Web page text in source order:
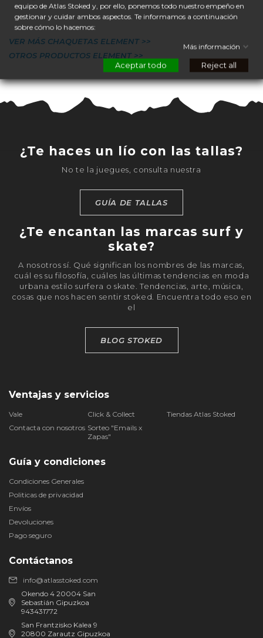
VER MÁS CHAQUETAS ELEMENT >>
OTROS PRODUCTOS ELEMENT >>
Contáctanos
info@atlasstoked.com
Okendo 4 20004 San
Sebastián Gipuzkoa
943431772
San Frantzisko Kalea 9
20800 Zarautz Gipuzkoa
Ventajas y servicios
Vale Click & Collect
Tiendas Atlas Stoked
Contacta con nosotros Sorteo "Emails x
Zapas"
Guía y condiciones
Condiciones Generales
Politicas de privacidad
Envíos
Devoluciones
Pago seguro
¿Te haces un lío con las tallas?
No te la juegues, consulta nuestra
GUÍA DE TALLAS
¿Te encantan las marcas surf y
skate?
A nosotros sí. Qué significan los nombres de las marcas,
cuál es su filosofía, cuáles las últimas tendencias en moda
urbana estilo surfera o skate. Tendencias, arte, música,
cosas que nos hacen sentir stoked. Encuentra todo eso en
el
BLOG STOKED
equipo de Atlas Stoked y, por ello, ponemos todo nuestro empeño en
gestionar y cuidar ambos aspectos. Te informamos a continuación
sobre cómo lo hacemos:
Más información
Aceptar todo Reject all